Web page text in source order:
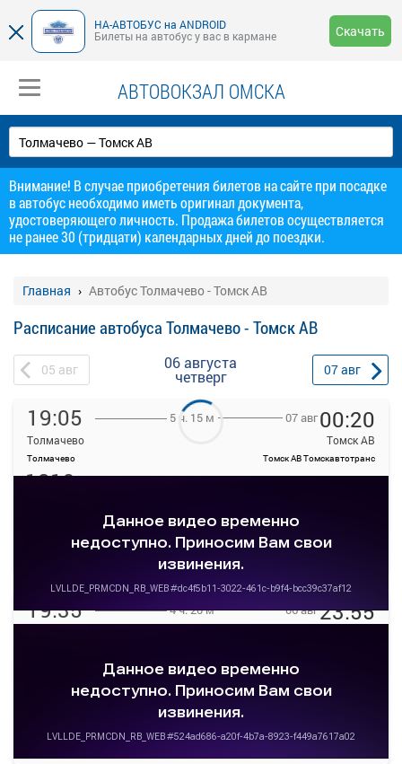
НА-АВТОБУС на ANDROID
Билеты на автобус у вас в кармане
Скачать
АВТОВОКЗАЛ ОМСКА
Внимание! В случае приобретения билетов на сайте при посадке
в автобус необходимо иметь оригинал документа,
удостоверяющего личность. Продажа билетов осуществляется
не ранее 30 (тридцати) календарных дней до поездки.
Главная Автобус Толмачево - Томск АВ
Расписание автобуса Толмачево - Томск АВ
05 авг 06 августа
четверг 07авг
19:05
Толмачево
Толмачево
5 ч. 15 м 07 авг00:20
Томск АВ
Томск АВ Томскавтотранс
Детали рейса
Подробнее
1819
19:35 4 ч. 20 м 06 авг23:55
Детали рейса
Подробнее
15 свободных мест
Выбрать